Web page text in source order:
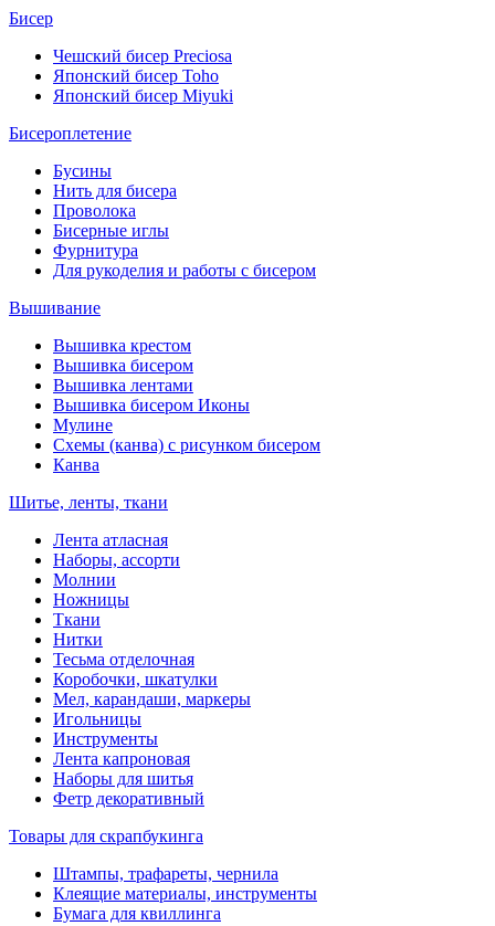
Бисер
Чешский бисер Preciosa
Японский бисер Toho
Японский бисер Miyuki
Бисероплетение
Бусины
Нить для бисера
Проволока
Бисерные иглы
Фурнитура
Для рукоделия и работы с бисером
Вышивание
Вышивка крестом
Вышивка бисером
Вышивка лентами
Вышивка бисером Иконы
Мулине
Схемы (канва) с рисунком бисером
Канва
Шитье, ленты, ткани
Лента атласная
Наборы, ассорти
Молнии
Ножницы
Ткани
Нитки
Тесьма отделочная
Коробочки, шкатулки
Мел, карандаши, маркеры
Игольницы
Инструменты
Лента капроновая
Наборы для шитья
Фетр декоративный
Товары для скрапбукинга
Штампы, трафареты, чернила
Клеящие материалы, инструменты
Бумага для квиллинга